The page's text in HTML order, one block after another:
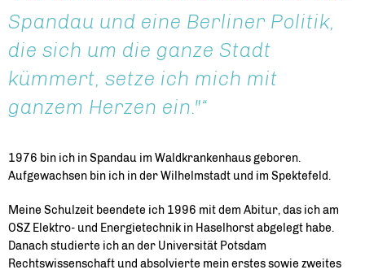
Spandau und eine Berliner Politik,
die sich um die ganze Stadt
kümmert, setze ich mich mit
ganzem Herzen ein."
1976 bin ich in Spandau im Waldkrankenhaus geboren.
Aufgewachsen bin ich in der Wilhelmstadt und im Spektefeld.
Meine Schulzeit beendete ich 1996 mit dem Abitur, das ich am
OSZ Elektro- und Energietechnik in Haselhorst abgelegt habe.
Danach studierte ich an der Universität Potsdam
Rechtswissenschaft und absolvierte mein erstes sowie zweites